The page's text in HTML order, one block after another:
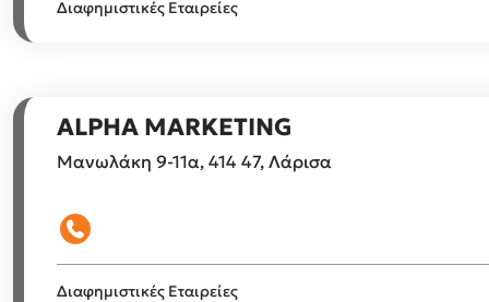
Διαφημιστικές Εταιρείες
ALPHA MARKETING
Μανωλάκη 9-11α, 414 47, Λάρισα
Διαφημιστικές Εταιρείες